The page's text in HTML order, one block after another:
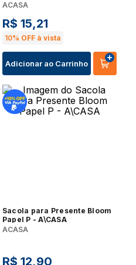
ACASA
R$ 15,21
10% OFF à vista
Adicionar ao Carrinho
Sacola para Presente Bloom
Papel P - A\CASA
ACASA
R$ 12,90